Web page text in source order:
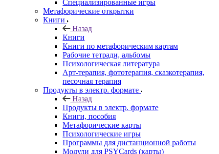
Специализированные игры
Метафорические открытки
Книги
Назад
Книги
Книги по метафорическим картам
Рабочие тетради, альбомы
Психологическая литература
Арт-терапия, фототерапия, сказкотерапия,
песочная терапия
Продукты в электр. формате
Назад
Продукты в электр. формате
Книги, пособия
Метафорические карты
Психологические игры
Программы для дистанционной работы
Модули для PSYCards (карты)